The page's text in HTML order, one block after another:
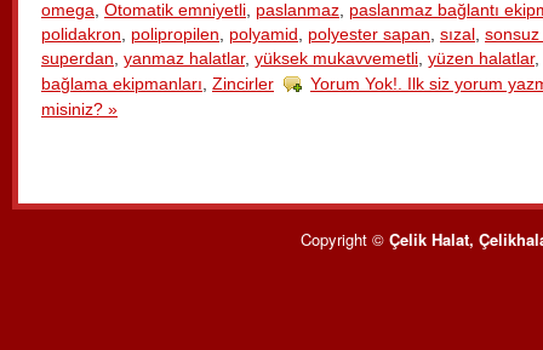
omega, Otomatik emniyetli, paslanmaz, paslanmaz bağlantı
polidakron, polipropilen, polyamid , polyester sapan, sızal , sonsuz
superdan, yanmaz halatlar, yüksek mukavvemetli, yüzen halatlar,
bağlama ekipmanları Zincirler
Yorum Yok!. Ilk siz yorum
misiniz? »
Copyright © Çelik Halat,